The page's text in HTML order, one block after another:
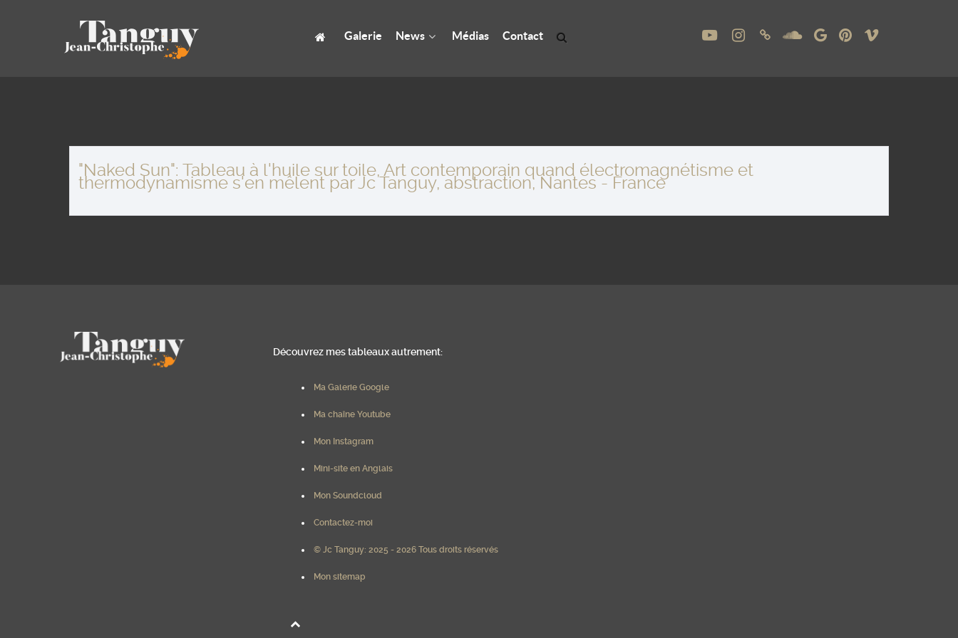
Galerie News Médias Contact
"Naked Sun": Tableau à l'huile sur toile, Art contemporain quand électromagnétisme et
thermodynamisme s'en mêlent par Jc Tanguy, abstraction, Nantes - France
Découvrez mes tableaux autrement:
Ma Galerie Google
Ma chaîne Youtube
Mon Instagram
Mini-site en Anglais
Mon Soundcloud
Contactez-moi
© Jc Tanguy: 2025 - 2026 Tous droits réservés
Mon sitemap